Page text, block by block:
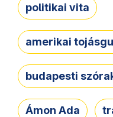
politikai vita
amerikai
budapesti
Ámon Ada